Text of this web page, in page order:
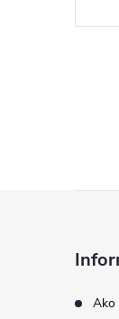
Ako